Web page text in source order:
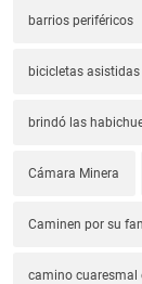
barrios periféricos
bicicletas
brindó las
Cámara Minera
Caminen por su
camino cuaresmal